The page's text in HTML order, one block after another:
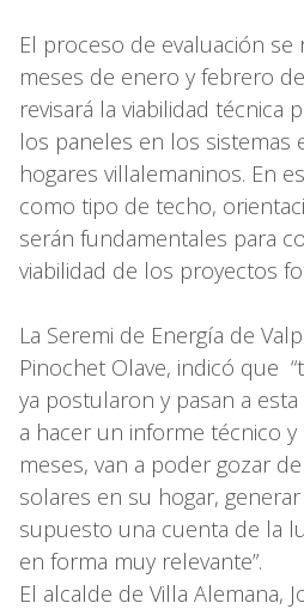
El proceso de evaluación se
meses de enero y febrero
revisará la viabilidad técnica
los paneles en los sistemas
hogares villalemaninos. En
como tipo de techo,
serán fundamentales para
viabilidad de los proyectos
La Seremi de Energía de
Pinochet Olave, indicó que
ya postularon y pasan a
a hacer un informe técnico
meses, van a poder gozar
solares en su hogar,
supuesto una cuenta de la
en forma muy relevante”.
El alcalde de Villa Alemana,